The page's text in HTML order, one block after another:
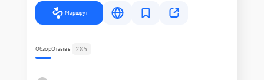
Маршрут
ОбзорОтзывы 285